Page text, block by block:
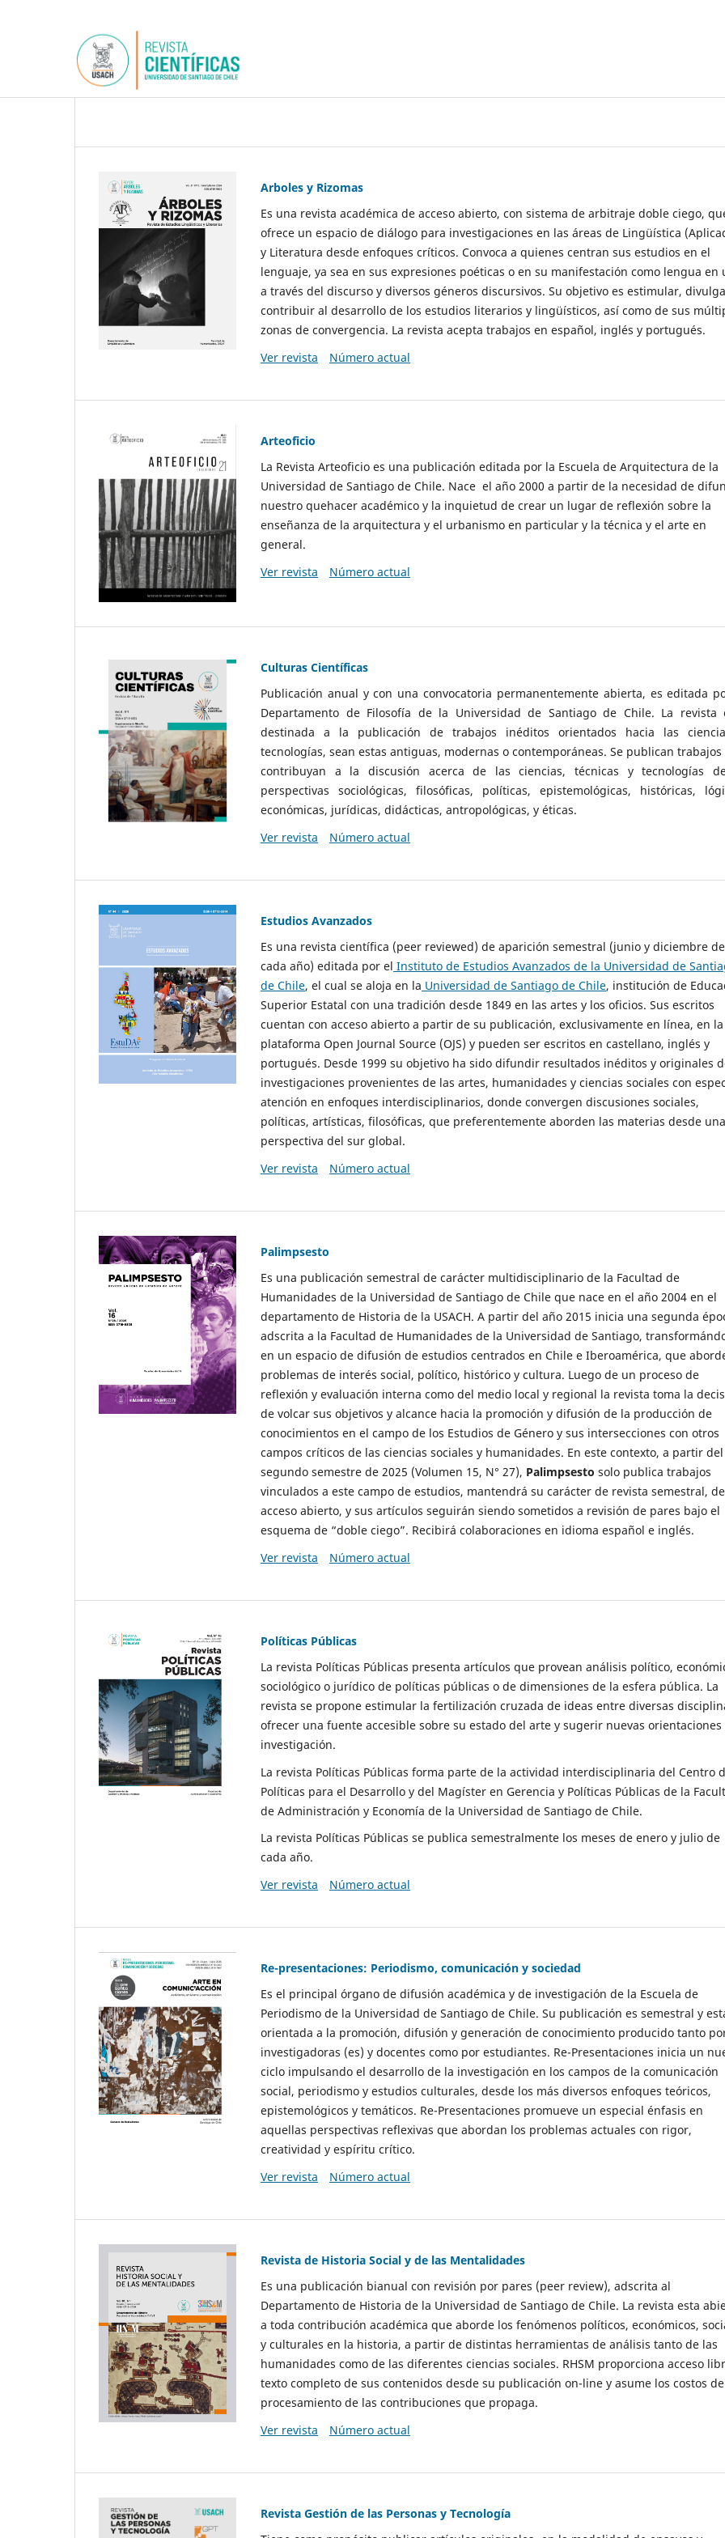
Arboles y Rizomas
Es una revista académica de acceso abierto, con sistema de arbitraje doble ciego,
ofrece un espacio de diálogo para investigaciones en las áreas de Lingüística
y Literatura desde enfoques críticos. Convoca a quienes centran sus estudios en el
lenguaje, ya sea en sus expresiones poéticas o en su manifestación como lengua en
a través del discurso y diversos géneros discursivos. Su objetivo es estimular,
contribuir al desarrollo de los estudios literarios y lingüísticos, así como de sus
zonas de convergencia. La revista acepta trabajos en español, inglés y portugués.
Ver revista
Número actual
Arteoficio
La Revista Arteoficio es una publicación editada por la Escuela de Arquitectura de la
Universidad de Santiago de Chile. Nace el año 2000 a partir de la necesidad de
nuestro quehacer académico y la inquietud de crear un lugar de reflexión sobre la
enseñanza de la arquitectura y el urbanismo en particular y la técnica y el arte en
general.
Ver revista
Número actual
Culturas Científicas
Publicación anual y con una convocatoria permanentemente abierta, es editada
Departamento de Filosofía de la Universidad de Santiago de Chile. La revista
destinada a la publicación de trabajos inéditos orientados hacia las
tecnologías, sean estas antiguas, modernas o contemporáneas. Se publican
contribuyan a la discusión acerca de las ciencias, técnicas y tecnologías
perspectivas sociológicas, filosóficas, políticas, epistemológicas, históricas,
económicas, jurídicas, didácticas, antropológicas, y éticas.
Ver revista
Número actual
Estudios Avanzados
Es una revista científica (peer reviewed) de aparición semestral (junio y diciembre de
cada año) editada por el Instituto de Estudios Avanzados de la Universidad de
de Chile, el cual se aloja en la Universidad de Santiago de Chile, institución de
Superior Estatal con una tradición desde 1849 en las artes y los oficios. Sus escritos
cuentan con acceso abierto a partir de su publicación, exclusivamente en línea, en la
plataforma Open Journal Source (OJS) y pueden ser escritos en castellano, inglés y
portugués. Desde 1999 su objetivo ha sido difundir resultados inéditos y originales
investigaciones provenientes de las artes, humanidades y ciencias sociales con
atención en enfoques interdisciplinarios, donde convergen discusiones sociales,
políticas, artísticas, filosóficas, que preferentemente aborden las materias desde una
perspectiva del sur global.
Ver revista
Número actual
Palimpsesto
Es una publicación semestral de carácter multidisciplinario de la Facultad de
Humanidades de la Universidad de Santiago de Chile que nace en el año 2004 en el
departamento de Historia de la USACH. A partir del año 2015 inicia una segunda
adscrita a la Facultad de Humanidades de la Universidad de Santiago,
en un espacio de difusión de estudios centrados en Chile e Iberoamérica, que
problemas de interés social, político, histórico y cultura. Luego de un proceso de
reflexión y evaluación interna como del medio local y regional la revista toma la
de volcar sus objetivos y alcance hacia la promoción y difusión de la producción de
conocimientos en el campo de los Estudios de Género y sus intersecciones con otros
campos críticos de las ciencias sociales y humanidades. En este contexto, a partir del
segundo semestre de 2025 (Volumen 15, N° 27), Palimpsesto solo publica trabajos
vinculados a este campo de estudios, mantendrá su carácter de revista semestral, de
acceso abierto, y sus artículos seguirán siendo sometidos a revisión de pares bajo el
esquema de “doble ciego”. Recibirá colaboraciones en idioma español e inglés.
Ver revista
Número actual
Políticas Públicas
La revista Políticas Públicas presenta artículos que provean análisis político,
sociológico o jurídico de políticas públicas o de dimensiones de la esfera pública. La
revista se propone estimular la fertilización cruzada de ideas entre diversas
ofrecer una fuente accesible sobre su estado del arte y sugerir nuevas orientaciones
investigación.
La revista Políticas Públicas forma parte de la actividad interdisciplinaria del Centro
Políticas para el Desarrollo y del Magíster en Gerencia y Políticas Públicas de la
de Administración y Economía de la Universidad de Santiago de Chile.
La revista Políticas Públicas se publica semestralmente los meses de enero y julio de
cada año.
Ver revista
Número actual
Re-presentaciones: Periodismo, comunicación y sociedad
Es el principal órgano de difusión académica y de investigación de la Escuela de
Periodismo de la Universidad de Santiago de Chile. Su publicación es semestral y
orientada a la promoción, difusión y generación de conocimiento producido tanto
investigadoras (es) y docentes como por estudiantes. Re-Presentaciones inicia un
ciclo impulsando el desarrollo de la investigación en los campos de la comunicación
social, periodismo y estudios culturales, desde los más diversos enfoques teóricos,
epistemológicos y temáticos. Re-Presentaciones promueve un especial énfasis en
aquellas perspectivas reflexivas que abordan los problemas actuales con rigor,
creatividad y espíritu crítico.
Ver revista
Número actual
Revista de Historia Social y de las Mentalidades
Es una publicación bianual con revisión por pares (peer review), adscrita al
Departamento de Historia de la Universidad de Santiago de Chile. La revista esta
a toda contribución académica que aborde los fenómenos políticos, económicos,
y culturales en la historia, a partir de distintas herramientas de análisis tanto de las
humanidades como de las diferentes ciencias sociales. RHSM proporciona acceso
texto completo de sus contenidos desde su publicación on-line y asume los costos de
procesamiento de las contribuciones que propaga.
Ver revista
Número actual
Revista Gestión de las Personas y Tecnología